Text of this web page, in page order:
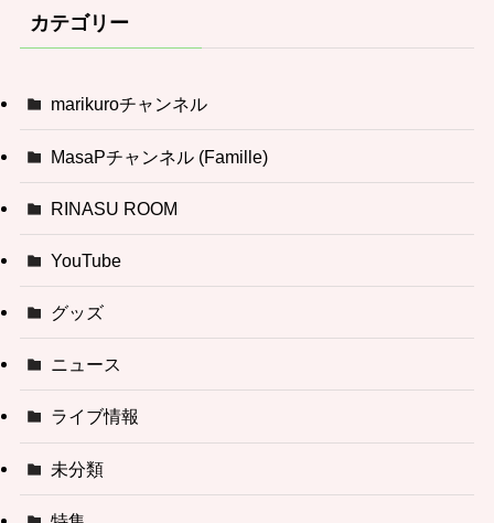
カテゴリー
marikuroチャンネル
MasaPチャンネル (Famille)
RINASU ROOM
YouTube
グッズ
ニュース
ライブ情報
未分類